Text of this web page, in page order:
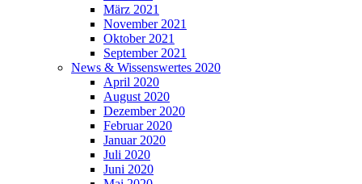
März 2021
November 2021
Oktober 2021
September 2021
News & Wissenswertes 2020
April 2020
August 2020
Dezember 2020
Februar 2020
Januar 2020
Juli 2020
Juni 2020